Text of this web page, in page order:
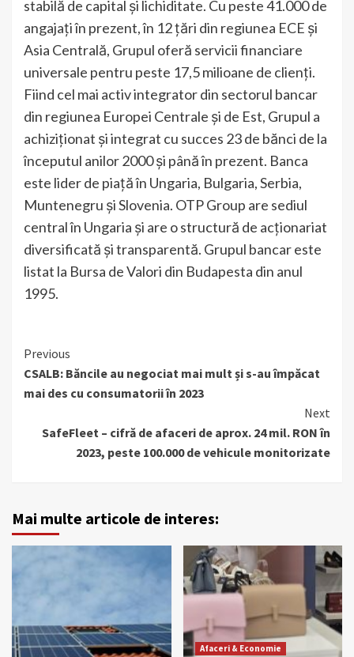
stabilă de capital și lichiditate. Cu peste 41.000 de
angajați în prezent, în 12 țări din regiunea ECE și
Asia Centrală, Grupul oferă servicii financiare
universale pentru peste 17,5 milioane de clienți.
Fiind cel mai activ integrator din sectorul bancar
din regiunea Europei Centrale și de Est, Grupul a
achiziționat și integrat cu succes 23 de bănci de la
începutul anilor 2000 și până în prezent. Banca
este lider de piață în Ungaria, Bulgaria, Serbia,
Muntenegru și Slovenia. OTP Group are sediul
central în Ungaria și are o structură de acționariat
diversificată și transparentă. Grupul bancar este
listat la Bursa de Valori din Budapesta din anul
1995.
Continue
Reading
Previous
CSALB: Băncile au negociat mai mult și s-au împăcat
mai des cu consumatorii în 2023
Next
SafeFleet – cifră de afaceri de aprox. 24 mil. RON în
2023, peste 100.000 de vehicule monitorizate
Mai multe articole de interes:
Afaceri & Economie